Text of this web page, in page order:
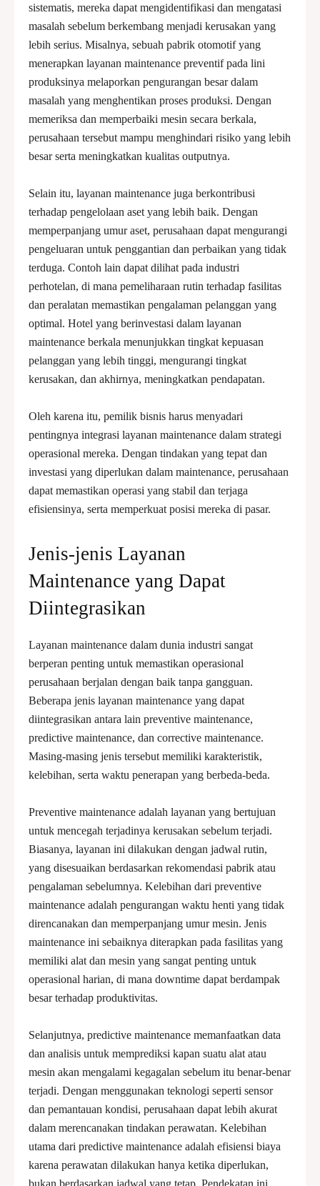
sistematis, mereka dapat mengidentifikasi dan mengatasi
masalah sebelum berkembang menjadi kerusakan yang
lebih serius. Misalnya, sebuah pabrik otomotif yang
menerapkan layanan maintenance preventif pada lini
produksinya melaporkan pengurangan besar dalam
masalah yang menghentikan proses produksi. Dengan
memeriksa dan memperbaiki mesin secara berkala,
perusahaan tersebut mampu menghindari risiko yang lebih
besar serta meningkatkan kualitas outputnya.
Selain itu, layanan maintenance juga berkontribusi
terhadap pengelolaan aset yang lebih baik. Dengan
memperpanjang umur aset, perusahaan dapat mengurangi
pengeluaran untuk penggantian dan perbaikan yang tidak
terduga. Contoh lain dapat dilihat pada industri
perhotelan, di mana pemeliharaan rutin terhadap fasilitas
dan peralatan memastikan pengalaman pelanggan yang
optimal. Hotel yang berinvestasi dalam layanan
maintenance berkala menunjukkan tingkat kepuasan
pelanggan yang lebih tinggi, mengurangi tingkat
kerusakan, dan akhirnya, meningkatkan pendapatan.
Oleh karena itu, pemilik bisnis harus menyadari
pentingnya integrasi layanan maintenance dalam strategi
operasional mereka. Dengan tindakan yang tepat dan
investasi yang diperlukan dalam maintenance, perusahaan
dapat memastikan operasi yang stabil dan terjaga
efisiensinya, serta memperkuat posisi mereka di pasar.
Jenis-jenis Layanan
Maintenance yang Dapat
Diintegrasikan
Layanan maintenance dalam dunia industri sangat
berperan penting untuk memastikan operasional
perusahaan berjalan dengan baik tanpa gangguan.
Beberapa jenis layanan maintenance yang dapat
diintegrasikan antara lain preventive maintenance,
predictive maintenance, dan corrective maintenance.
Masing-masing jenis tersebut memiliki karakteristik,
kelebihan, serta waktu penerapan yang berbeda-beda.
Preventive maintenance adalah layanan yang bertujuan
untuk mencegah terjadinya kerusakan sebelum terjadi.
Biasanya, layanan ini dilakukan dengan jadwal rutin,
yang disesuaikan berdasarkan rekomendasi pabrik atau
pengalaman sebelumnya. Kelebihan dari preventive
maintenance adalah pengurangan waktu henti yang tidak
direncanakan dan memperpanjang umur mesin. Jenis
maintenance ini sebaiknya diterapkan pada fasilitas yang
memiliki alat dan mesin yang sangat penting untuk
operasional harian, di mana downtime dapat berdampak
besar terhadap produktivitas.
Selanjutnya, predictive maintenance memanfaatkan data
dan analisis untuk memprediksi kapan suatu alat atau
mesin akan mengalami kegagalan sebelum itu benar-benar
terjadi. Dengan menggunakan teknologi seperti sensor
dan pemantauan kondisi, perusahaan dapat lebih akurat
dalam merencanakan tindakan perawatan. Kelebihan
utama dari predictive maintenance adalah efisiensi biaya
karena perawatan dilakukan hanya ketika diperlukan,
bukan berdasarkan jadwal yang tetap. Pendekatan ini